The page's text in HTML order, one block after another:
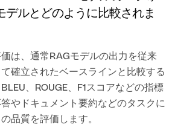
デルとどのように比較されま
は、通常RAGモデルの出力を従来
確立されたベースラインと比較する
、ROUGE、F1スコアなどの指標
やドキュメント要約などのタスクに
品質を評価します。